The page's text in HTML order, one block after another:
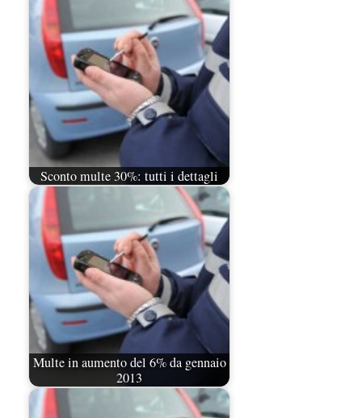
Sconto multe 30%: tutti i dettagli
Multe in aumento del 6% da gennaio
2013